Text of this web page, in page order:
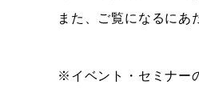
また、ご覧になるにあ
※イベント・セミナー